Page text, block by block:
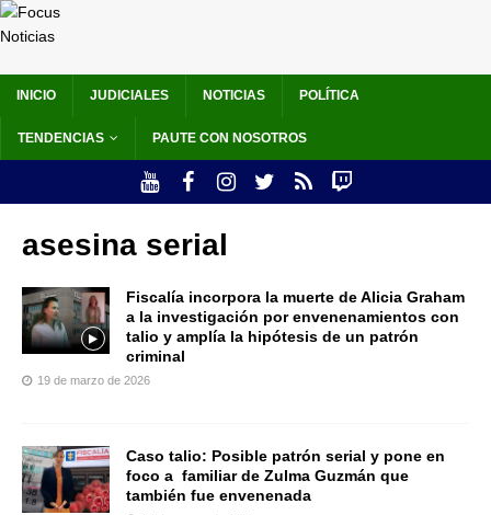
INICIO JUDICIALES NOTICIAS POLÍTICA
TENDENCIAS PAUTE CON NOSOTROS
asesina serial
Fiscalía incorpora la muerte de Alicia Graham
a la investigación por envenenamientos con
talio y amplía la hipótesis de un patrón
criminal
19 de marzo de 2026
Caso talio: Posible patrón serial y pone en
foco a familiar de Zulma Guzmán que
también fue envenenada